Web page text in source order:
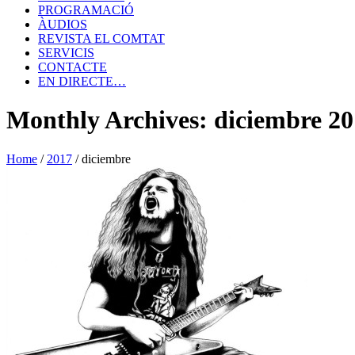
PROGRAMACIÓ
ÀUDIOS
REVISTA EL COMTAT
SERVICIS
CONTACTE
EN DIRECTE…
Monthly Archives: diciembre
Home / 2017 /diciembre